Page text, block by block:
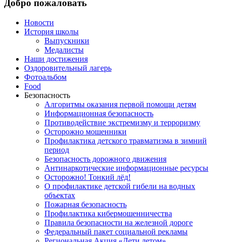
Добро пожаловать
Новости
История школы
Выпускники
Медалисты
Наши достижения
Оздоровительный лагерь
Фотоальбом
Food
Безопасность
Алгоритмы оказания первой помощи детям
Информационная безопасность
Противодействие экстремизму и терроризму
Осторожно мошенники
Профилактика детского травматизма в зимний
период
Безопасность дорожного движения
Антинаркотические информационные ресурсы
Осторожно! Тонкий лёд!
О профилактике детской гибели на водных
объектах
Пожарная безопасность
Профилактика кибермошенничества
Правила безопасности на железной дороге
Федеральный пакет социальной рекламы